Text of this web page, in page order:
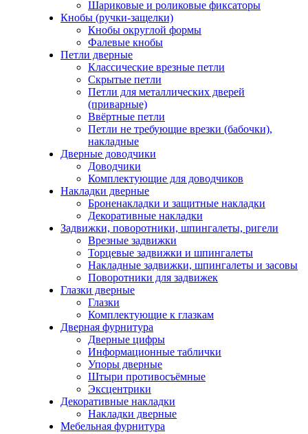
Шариковые и роликовые фиксаторы
Кнобы (ручки-защелки)
Кнобы округлой формы
Фалевые кнобы
Петли дверные
Классические врезные петли
Скрытые петли
Петли для металлических дверей
(приварные)
Ввёртные петли
Петли не требующие врезки (бабочки),
накладные
Дверные доводчики
Доводчики
Комплектующие для доводчиков
Накладки дверные
Броненакладки и защитные накладки
Декоративные накладки
Задвижки, поворотники, шпингалеты, ригели
Врезные задвижки
Торцевые задвижки и шпингалеты
Накладные задвижки, шпингалеты и засовы
Поворотники для задвижек
Глазки дверные
Глазки
Комплектующие к глазкам
Дверная фурнитура
Дверные цифры
Информационные таблички
Упоры дверные
Штыри противосъёмные
Эксцентрики
Декоративные накладки
Накладки дверные
Мебельная фурнитура